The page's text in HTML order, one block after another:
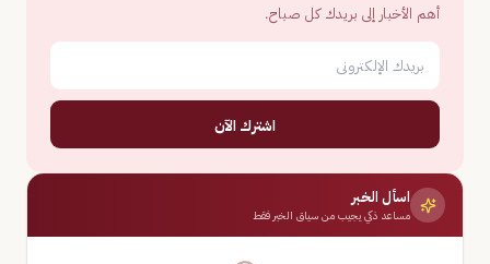
أهم الأخبار إلى بريدك كل صباح.
اشترك الآن
اسأل الخبر
مساعد ذكي يجيب من سياق الخبر فقط